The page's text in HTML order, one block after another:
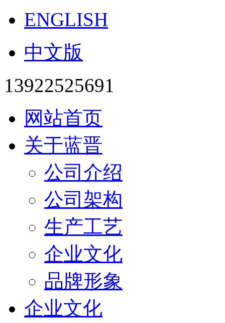
ENGLISH
中文版
13922525691
网站首页
关于蓝晋
公司介绍
公司架构
生产工艺
企业文化
品牌形象
企业文化